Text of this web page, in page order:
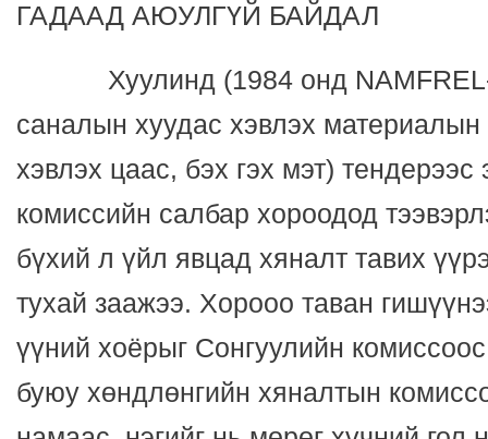
ГАДААД АЮУЛГҮЙ БАЙДАЛ
Хуулинд (1984 онд NAMFREL-
саналын хуудас хэвлэх
хэвлэх цаас, бэх гэх мэт)
комиссийн салбар хороодод
бүхий л үйл явцад хяналт тавих
тухай заажээ. Хорооо таван
үүний хоёрыг Сонгуулийн
буюу хөндлөнгийн хяналтын